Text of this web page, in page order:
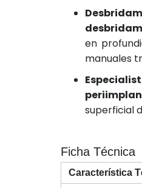
en
manuales
superficial
Ficha Técnica
Característica